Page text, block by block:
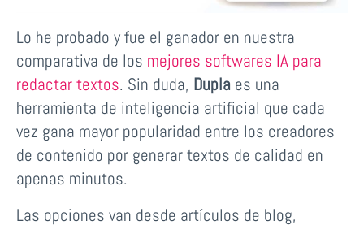
Lo he probado y fue el ganador en nuestra
comparativa de los mejores softwares IA para
redactar textos. Sin duda, Dupla es una
herramienta de inteligencia artificial que cada
vez gana mayor popularidad entre los creadores
de contenido por generar textos de calidad en
apenas minutos.
Las opciones van desde artículos de blog,